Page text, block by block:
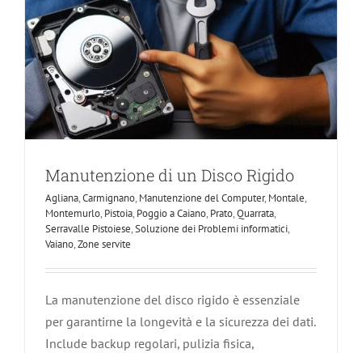
Manutenzione di un Disco Rigido
Agliana,Carmignano, Manutenzione del Computer, Montale,
Montemurlo, Pistoia, Poggio a Caiano, Prato,Quarrata,
Serravalle Pistoiese,Soluzione dei Problemi informatici,
Vaiano,Zone servite
La manutenzione del disco rigido è essenziale
per garantirne la longevità e la sicurezza dei dati.
Include backup regolari, pulizia fisica,